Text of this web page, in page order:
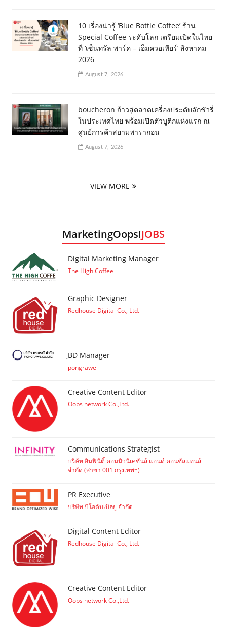
10 เรื่องน่ารู้ ‘Blue Bottle Coffee’ ร้าน
Special Coffee ระดับโลก เตรียมเปิดในไทย
ที่ ‘เซ็นทรัล พาร์ค – เอ็มควอเทียร์’ สิงหาคม
2026
August 7, 2026
boucheron ก้าวสู่ตลาดเครื่องประดับลักชัวรี่
ในประเทศไทย พร้อมเปิดตัวบูติกแห่งแรก ณ
ศูนย์การค้าสยามพารากอน
August 7, 2026
VIEW MORE
MarketingOops!JOBS
Digital Marketing Manager
The High Coffee
Graphic Designer
Redhouse Digital Co., Ltd.
ฺBD Manager
pongrawe
Creative Content Editor
Oops network Co.,Ltd.
Communications Strategist
บริษัท อินฟินิตี้ คอมมิวนิเคชั่นส์ แอนด์ คอนซัลแทนส์
จำกัด (สาขา 001 กรุงเทพฯ)
PR Executive
บริษัท บีโอดับเบิลยู จำกัด
Digital Content Editor
Redhouse Digital Co., Ltd.
Creative Content Editor
Oops network Co.,Ltd.